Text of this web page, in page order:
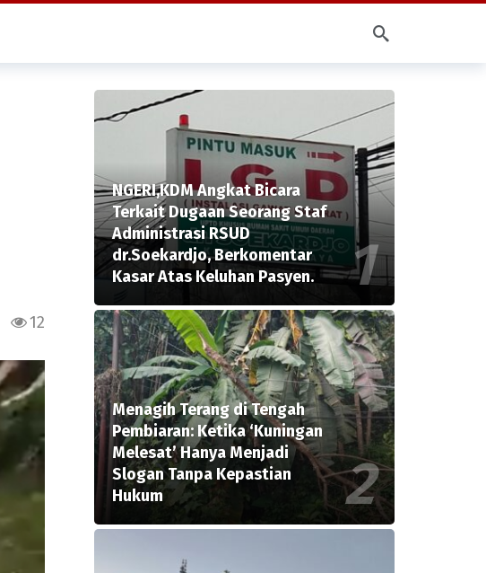
12
NGERI,KDM Angkat Bicara
Terkait Dugaan Seorang Staf
Administrasi RSUD
dr.Soekardjo, Berkomentar
Kasar Atas Keluhan Pasyen.
Menagih Terang di Tengah
Pembiaran: Ketika ‘Kuningan
Melesat’ Hanya Menjadi
Slogan Tanpa Kepastian
Hukum